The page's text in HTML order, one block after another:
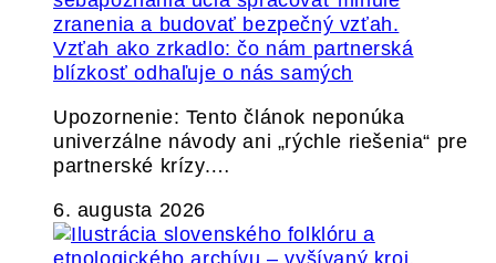
Vzťah ako zrkadlo: čo nám partnerská
blízkosť odhaľuje o nás samých
Upozornenie: Tento článok neponúka
univerzálne návody ani „rýchle riešenia“ pre
partnerské krízy.…
6. augusta 2026